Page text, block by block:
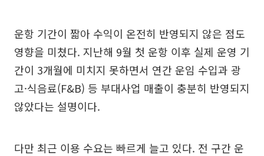
운항 기간이 짧아 수익이 온전히 반영되지 않은 점도
영향을 미쳤다. 지난해 9월 첫 운항 이후 실제 운영 기
간이 3개월에 미치지 못하면서 연간 운임 수입과 광
고·식음료(F&B) 등 부대사업 매출이 충분히 반영되지
않았다는 설명이다.
다만 최근 이용 수요는 빠르게 늘고 있다. 전 구간 운